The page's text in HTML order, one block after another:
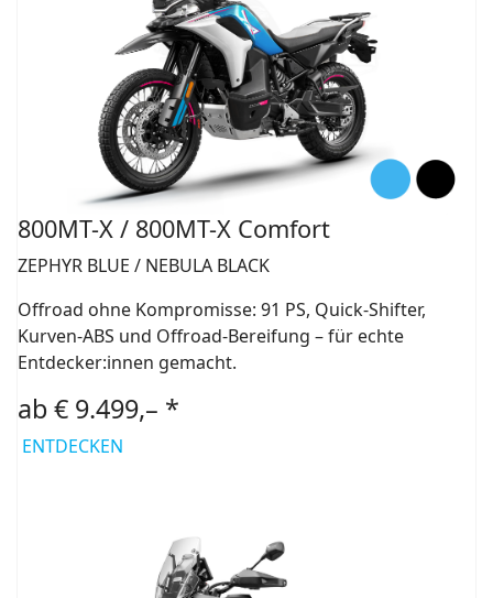
800MT-X / 800MT-X Comfort
ZEPHYR BLUE / NEBULA BLACK
Offroad ohne Kompromisse: 91 PS, Quick-Shifter,
Kurven-ABS und Offroad-Bereifung – für echte
Entdecker:innen gemacht.
ab € 9.499,– *
ENTDECKEN